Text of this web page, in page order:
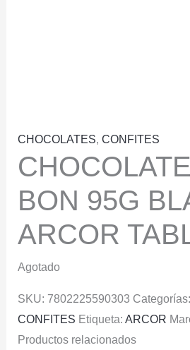
CHOCOLATES, CONFITES
BON 95G
ARCOR
Agotado
SKU: 7802225590303 Categorías:
CONFITES Etiqueta: ARCOR
Productos relacionados